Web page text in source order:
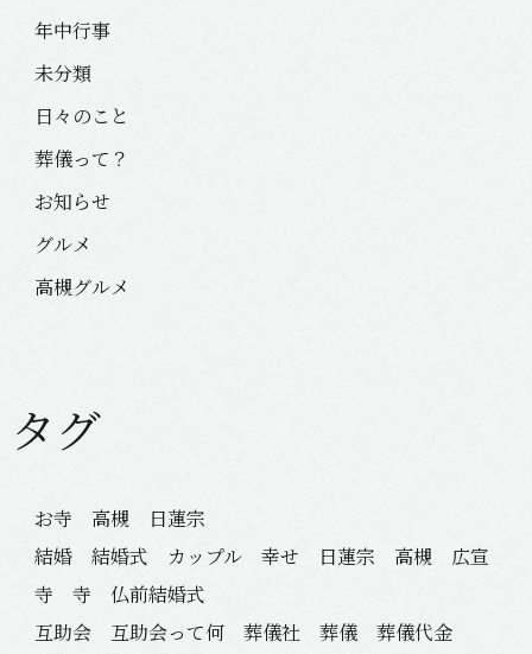
年中行事
未分類
日々のこと
葬儀って？
お知らせ
グルメ
高槻グルメ
タグ
お寺 高槻 日蓮宗
結婚 結婚式 カップル 幸せ 日蓮宗 高槻 広宣
寺 寺 仏前結婚式
互助会 互助会って何 葬儀社 葬儀 葬儀代金